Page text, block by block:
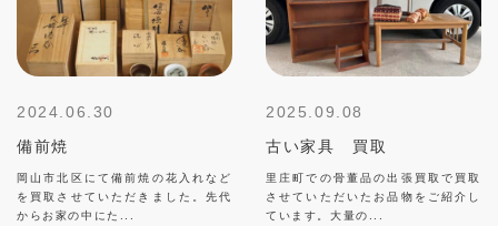
2024.06.30
備前焼
岡山市北区にて備前焼の花入れなど
を買取させていただきました。先代
からお家の中にた...
2025.09.08
古い家具 買取
里庄町での骨董品の出張買取で買取
させていただいたお品物をご紹介し
ています。大量の...